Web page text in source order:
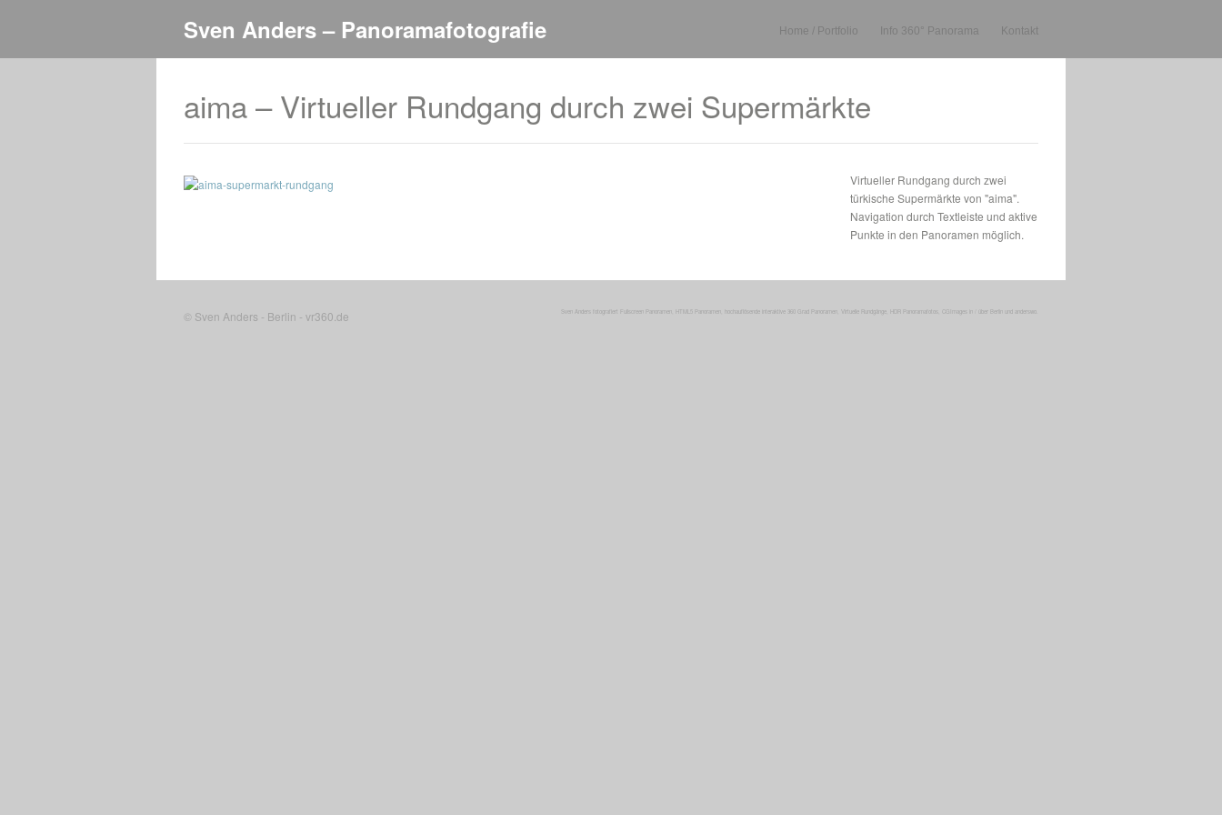
Sven Anders – Panoramafotografie Home / Portfolio Info 360° Panorama Kontakt
aima – Virtueller Rundgang durch zwei Supermärkte
Virtueller Rundgang durch zwei
türkische Supermärkte von "aima".
Navigation durch Textleiste und aktive
Punkte in den Panoramen möglich.
© Sven Anders - Berlin - vr360.de Sven Anders fotografiert Fullscreen Panoramen, HTML5 Panoramen, hochauflösende interaktive 360 Grad Panoramen Virtuelle Rundgänge, HDR Panoramafotos, CGImages in / über Berlin und anderswo.